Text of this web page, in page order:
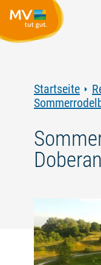
Startseite
Doberan